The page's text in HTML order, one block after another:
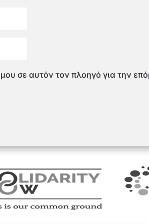
σε αυτόν τον πλοηγό για την